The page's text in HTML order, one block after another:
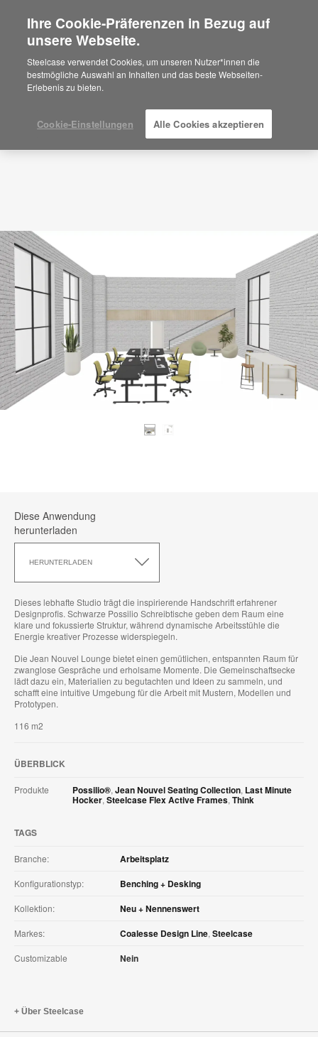
Are you in United States?
Would you like to see Products we sell in
your region?
Americas
Español
Planungsidee
ID: PU9TT8FT
Diese Anwendung
herunterladen
HERUNTERLADEN
Anwendung
Dieses lebhafte Studio trägt die inspirierende Handschrift erfahrener
Designprofis. Schwarze Possilio Schreibtische geben dem Raum eine
klare und fokussierte Struktur, während dynamische Arbeitsstühle die
Energie kreativer Prozesse widerspiegeln.
Die Jean Nouvel Lounge bietet einen gemütlichen, entspannten Raum für
zwanglose Gespräche und erholsame Momente. Die Gemeinschaftsecke
lädt dazu ein, Materialien zu begutachten und Ideen zu sammeln, und
schafft eine intuitive Umgebung für die Arbeit mit Mustern, Modellen und
Prototypen.
116 m2
ÜBERBLICK
Produkte Possilio®, Jean Nouvel Seating Collection, Last Minute
Hocker, Steelcase Flex Active Frames, Think
TAGS
Branche: Arbeitsplatz
Konfigurationstyp: Benching + Desking
Kollektion: Neu + Nennenswert
Markes: Coalesse Design Line, Steelcase
Customizable Nein
Über Steelcase
Ihre Cookie-Präferenzen in Bezug auf
unsere Webseite.
Steelcase verwendet Cookies, um unseren Nutzer*innen die
bestmögliche Auswahl an Inhalten und das beste Webseiten-
Erlebenis zu bieten.
Cookie-Einstellungen Alle Cookies akzeptieren